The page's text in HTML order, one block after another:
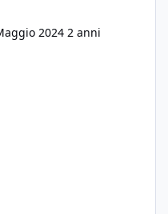
2024 2 anni